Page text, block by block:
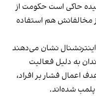
حاکی است حکومت از
مخالفانش هم استفاده
نشان می‌دهند
به دلیل فعالیت
اعمال فشار بر افراد،
پلمب شده‌اند.